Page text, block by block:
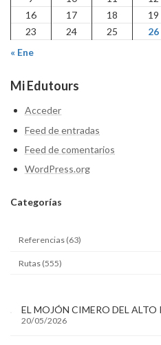
16
17 18 19
23
24 25 26
« Ene
Mi Edutours
Acceder
Feed de entradas
Feed de comentarios
WordPress.org
Categorías
Referencias (63)
Rutas (555)
EL MOJÓN CIMERO DEL ALTO
20/05/2026